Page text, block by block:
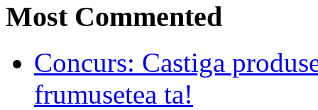
Most Commented
Concurs: Castiga
frumusetea ta!